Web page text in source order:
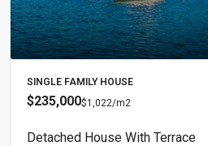
SINGLE FAMILY HOUSE
$235,000$1,022/m2
Detached House With Terrace